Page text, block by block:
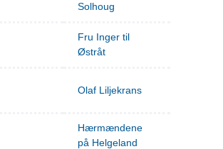
Solhoug
Fru Inger til
Østråt
Olaf Liljekrans
Hærmændene
på Helgeland